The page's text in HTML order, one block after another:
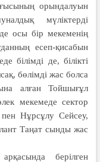
орындалуын
мүліктерді
осы бір мекеменің
есеп-қисабын
білімді де, білікті
бөлімді жас болса
алған Тойшығұл
мекемеде сектор
Нұрсұлу Сейсеу,
Таңат сынды жас
берілген